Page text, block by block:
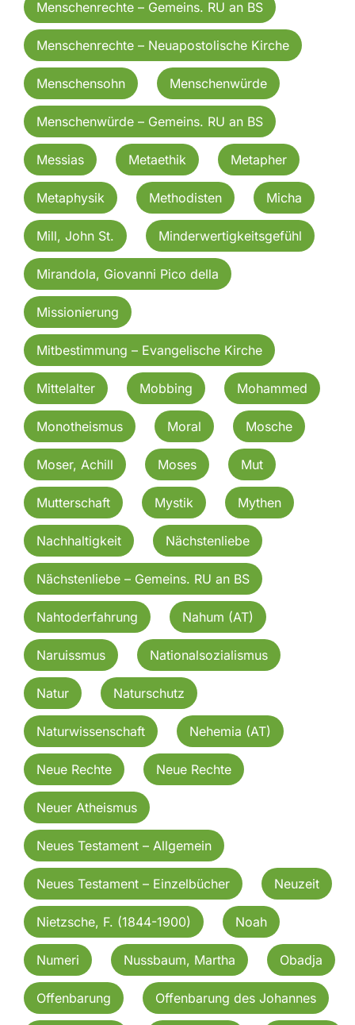
Menschenrechte – Gemeins. RU an BS
Menschenrechte – Neuapostolische Kirche
Menschensohn Menschenwürde
Menschenwürde – Gemeins. RU an BS
Messias Metaethik Metapher
Metaphysik Methodisten Micha
Mill, John St. Minderwertigkeitsgefühl
Mirandola, Giovanni Pico della
Missionierung
Mitbestimmung – Evangelische Kirche
Mittelalter Mobbing Mohammed
Monotheismus Moral Mosche
Moser, Achill Moses Mut
Mutterschaft Mystik Mythen
Nachhaltigkeit Nächstenliebe
Nächstenliebe – Gemeins. RU an BS
Nahtoderfahrung Nahum (AT)
Naruissmus Nationalsozialismus
Natur Naturschutz
Naturwissenschaft Nehemia (AT)
Neue Rechte Neue Rechte
Neuer Atheismus
Neues Testament – Allgemein
Neues Testament – Einzelbücher Neuzeit
Nietzsche, F. (1844-1900) Noah
Numeri Nussbaum, Martha Obadja
Offenbarung Offenbarung des Johannes